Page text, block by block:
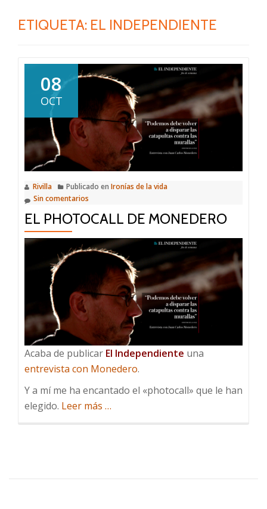
ETIQUETA: EL INDEPENDIENTE
08
OCT
Rivilla Publicado en Ironías de la vida
Sin comentarios
EL PHOTOCALL DE MONEDERO
Acaba de publicar El Independiente una
entrevista con Monedero.
Y a mí me ha encantado el «photocall» que le han
elegido. Leer más acerca
Monedero
…